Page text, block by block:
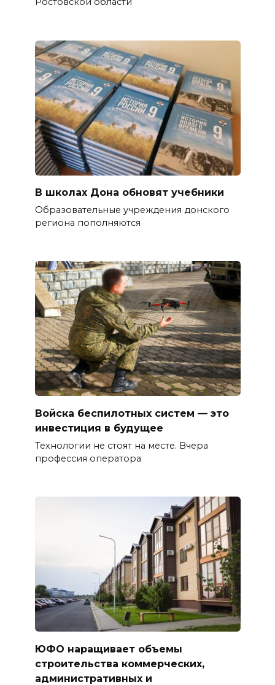
В школах Дона обновят учебники
Образовательные учреждения донского
региона пополняются
Войска беспилотных систем — это
инвестиция в будущее
Технологии не стоят на месте. Вчера
профессия оператора
ЮФО наращивает объемы
строительства коммерческих,
административных и